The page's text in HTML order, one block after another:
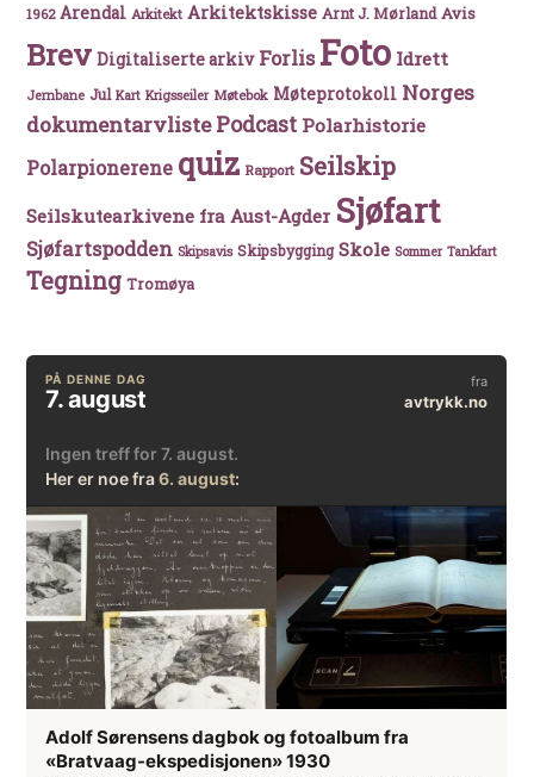
1962 Arendal Arkitekt Arkitektskisse Arnt J. Mørland Avis
Brev Digitaliserte arkiv Forlis Foto Idrett
Jernbane Jul Kart Krigsseiler Møtebok Møteprotokoll Norges
dokumentarvlistePodcast Polarhistorie
Polarpionerene quiz Rapport Seilskip
Seilskutearkivene fra Aust-Agder Sjøfart
Sjøfartspodden Skipsavis Skipsbygging Skole Sommer Tankfart
Tegning Tromøya